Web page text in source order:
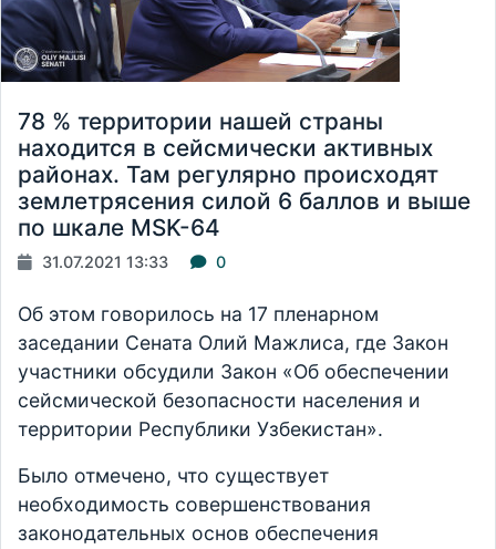
78 % территории нашей страны
находится в сейсмически активных
районах. Там регулярно происходят
землетрясения силой 6 баллов и выше
по шкале MSK-64
31.07.2021 13:33 0
Об этом говорилось на 17 пленарном
заседании Сената Олий Мажлиса, где Закон
участники обсудили Закон «Об обеспечении
сейсмической безопасности населения и
территории Республики Узбекистан».
Было отмечено, что существует
необходимость совершенствования
законодательных основ обеспечения